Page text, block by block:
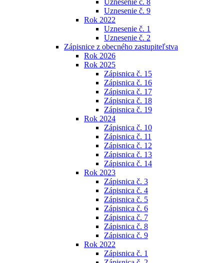
Uznesenie č. 8
Uznesenie č. 9
Rok 2022
Uznesenie č. 1
Uznesenie č. 2
Zápisnice z obecného zastupiteľstva
Rok 2026
Rok 2025
Zápisnica č. 15
Zápisnica č. 16
Zápisnica č. 17
Zápisnica č. 18
Zápisnica č. 19
Rok 2024
Zápisnica č. 10
Zápisnica č. 11
Zápisnica č. 12
Zápisnica č. 13
Zápisnica č. 14
Rok 2023
Zápisnica č. 3
Zápisnica č. 4
Zápisnica č. 5
Zápisnica č. 6
Zápisnica č. 7
Zápisnica č. 8
Zápisnica č. 9
Rok 2022
Zápisnica č. 1